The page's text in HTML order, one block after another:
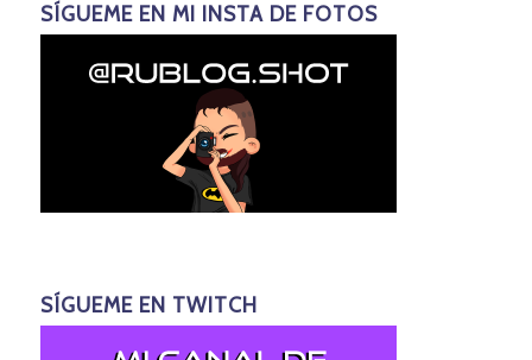
SÍGUEME EN MI INSTA DE FOTOS
SÍGUEME EN TWITCH